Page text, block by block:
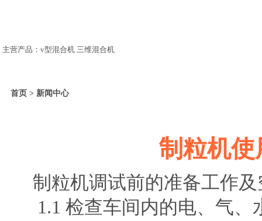
主营产品：v型混合机 三维混合机
首页 > 新闻中心
制粒机
制粒机调试前的准备工作及
1.1 检查车间内的电、气、